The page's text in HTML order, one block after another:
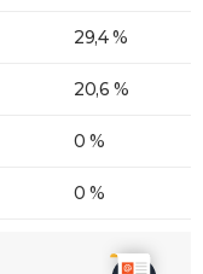
29,4 %
20,6 %
0 %
0 %